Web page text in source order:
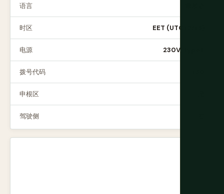
语言
时区 EET (UTC+2/+3)
电源 230V, Type F
拨号代码
申根区
驾驶侧